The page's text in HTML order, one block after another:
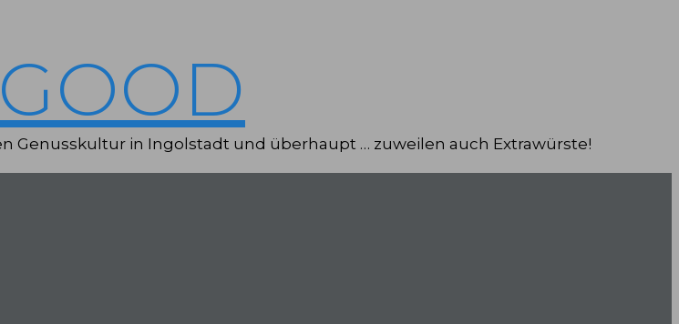
Genusskultur in Ingolstadt und überhaupt … zuweilen auch Extrawürste!